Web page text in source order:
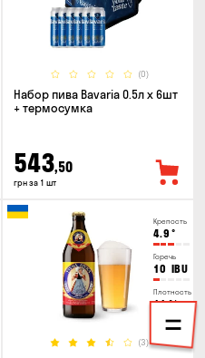
(0)
Набор пива Bavaria 0.5л х 6шт
+ термосумка
543,50
грн за 1 шт
Крепость
4.9 °
Горечь
10 IBU
Плотность
11%
(3)